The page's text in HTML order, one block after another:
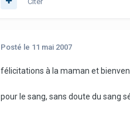
Posté le 11 mai 2007
félicitations à la maman et
pour le sang, sans doute du sang